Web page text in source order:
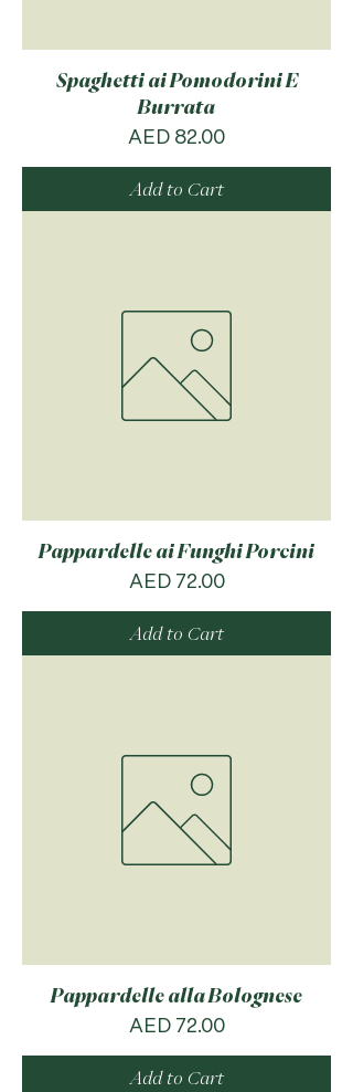
Spaghetti ai Pomodorini E
Burrata
Price
AED 82.00
Add to Cart
Pappardelle ai Funghi Porcini
Price
AED 72.00
Add to Cart
Pappardelle alla Bolognese
Price
AED 72.00
Add to Cart